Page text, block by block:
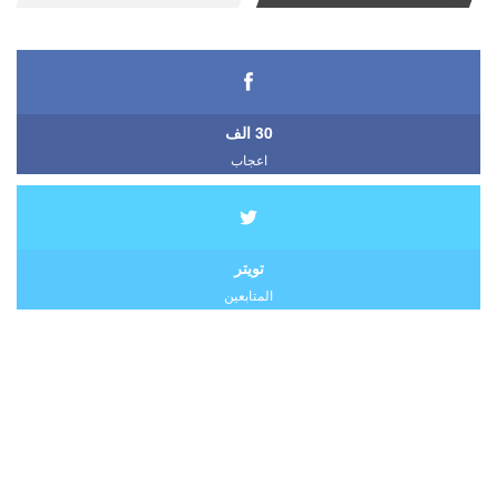
30 الف
اعجاب
تويتر
المتابعين